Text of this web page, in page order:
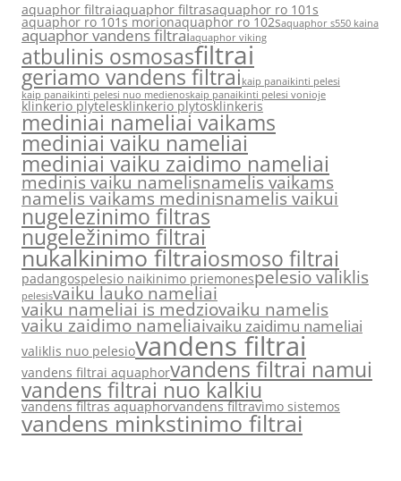
aquaphor filtraiaquaphor filtrasaquaphor ro 101s
aquaphor ro 101s morionaquaphor ro 102saquaphor s550 kaina
aquaphor vandens filtraiaquaphor viking
atbulinis osmosasfiltrai
geriamo vandens filtraikaip panaikinti pelesi
kaip panaikinti pelesi nuo medienoskaip panaikinti pelesi vonioje
klinkerio plytelesklinkerio plytosklinkeris
mediniai nameliai vaikams
mediniai vaiku nameliai
mediniai vaiku zaidimo nameliai
medinis vaiku namelisnamelis vaikams
namelis vaikams medinisnamelis vaikui
nugelezinimo filtras
nugeležinimo filtrai
nukalkinimo filtraiosmoso filtrai
padangospelesio naikinimo priemonespelesio valiklis
pelesisvaiku lauko nameliai
vaiku nameliai is medziovaiku namelis
vaiku zaidimo nameliaivaiku zaidimu nameliai
valiklis nuo pelesiovandens filtrai
vandens filtrai aquaphorvandens filtrai namui
vandens filtrai nuo kalkiu
vandens filtras aquaphorvandens filtravimo sistemos
vandens minkstinimo filtrai